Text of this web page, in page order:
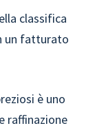
classifica
un fatturato
è uno
raffinazione